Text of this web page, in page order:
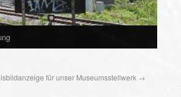
für unser Museumsstellwerk →